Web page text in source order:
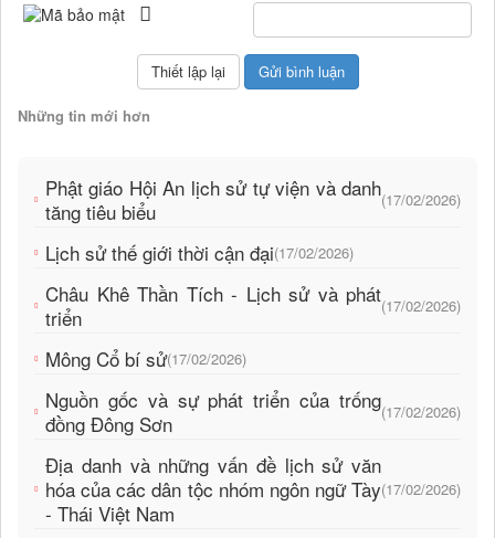
Những tin mới hơn
Phật giáo Hội An lịch sử tự viện và danh
tăng tiêu biểu
(17/02/2026)
Lịch sử thế giới thời cận đại(17/02/2026)
Châu Khê Thần Tích - Lịch sử và phát
triển
(17/02/2026)
Mông Cổ bí sử(17/02/2026)
Nguồn gốc và sự phát triển của trống
đồng Đông Sơn
(17/02/2026)
Địa danh và những vấn đề lịch sử văn
hóa của các dân tộc nhóm ngôn ngữ Tày
- Thái Việt Nam
(17/02/2026)